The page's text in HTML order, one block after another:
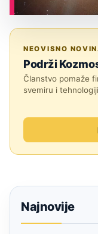
NEOVISNO
Podrži
Članstvo pomaže
svemiru i
Najnovije